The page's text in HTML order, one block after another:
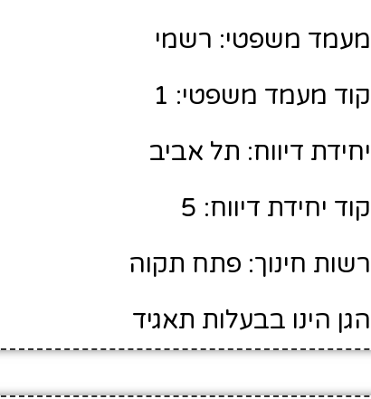
מעמד משפטי: רשמי
קוד מעמד משפטי: 1
יחידת דיווח: תל אביב
קוד יחידת דיווח: 5
רשות חינוך: פתח תקוה
הגן הינו בבעלות תאגיד